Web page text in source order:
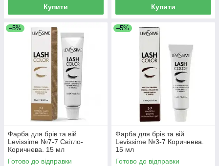
Купити Купити
–5%
Фарба для брів та вій
Levissime №7-7 Світло-
Коричнева. 15 мл
Готово до відправки
–5%
Фарба для брів та вій
Levissime №3-7 Коричнева.
15 мл
Готово до відправки